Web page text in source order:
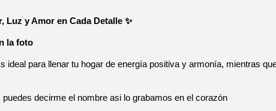
Luz y Amor en Cada Detalle ✨
la foto
s ideal para llenar tu hogar de energía positiva y armonía, mientras
puedes decirme el nombre asi lo grabamos en el corazón